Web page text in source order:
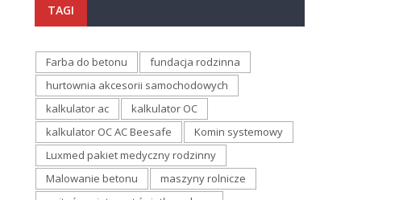
TAGI
Farba do betonu
fundacja rodzinna
hurtownia akcesorii samochodowych
kalkulator ac
kalkulator OC
kalkulator OC AC Beesafe
Komin systemowy
Luxmed pakiet medyczny rodzinny
Malowanie betonu
maszyny rolnicze